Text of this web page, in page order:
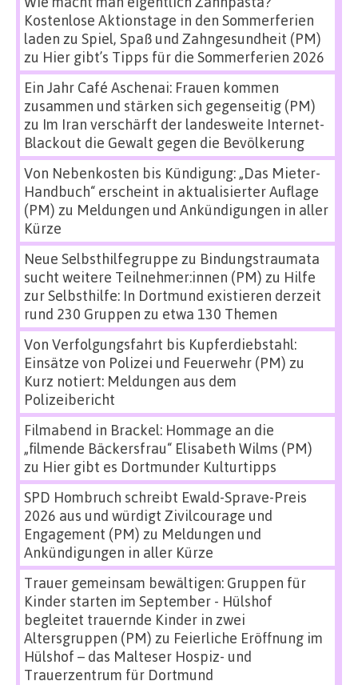
Kostenlose Aktionstage in den Sommerferien
laden zu Spiel, Spaß und Zahngesundheit (PM)
zu Hier gibt’s Tipps für die Sommerferien 2026
Ein Jahr Café Aschenai: Frauen kommen
zusammen und stärken sich gegenseitig (PM)
zu Im Iran verschärft der landesweite Internet-
Blackout die Gewalt gegen die Bevölkerung
Von Nebenkosten bis Kündigung: „Das Mieter-
Handbuch“ erscheint in aktualisierter Auflage
(PM) zu Meldungen und Ankündigungen in aller
Kürze
Neue Selbsthilfegruppe zu Bindungstraumata
sucht weitere Teilnehmer:innen (PM) zu Hilfe
zur Selbsthilfe: In Dortmund existieren derzeit
rund 230 Gruppen zu etwa 130 Themen
Von Verfolgungsfahrt bis Kupferdiebstahl:
Einsätze von Polizei und Feuerwehr (PM) zu
Kurz notiert: Meldungen aus dem
Polizeibericht
Filmabend in Brackel: Hommage an die
„filmende Bäckersfrau“ Elisabeth Wilms (PM)
zu Hier gibt es Dortmunder Kulturtipps
SPD Hombruch schreibt Ewald-Sprave-Preis
2026 aus und würdigt Zivilcourage und
Engagement (PM) zu Meldungen und
Ankündigungen in aller Kürze
Trauer gemeinsam bewältigen: Gruppen für
Kinder starten im September - Hülshof
begleitet trauernde Kinder in zwei
Altersgruppen (PM) zu Feierliche Eröffnung im
Hülshof – das Malteser Hospiz- und
Trauerzentrum für Dortmund